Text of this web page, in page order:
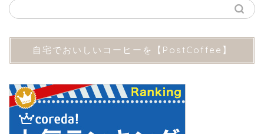
自宅でおいしいコーヒーを【PostCoffee】